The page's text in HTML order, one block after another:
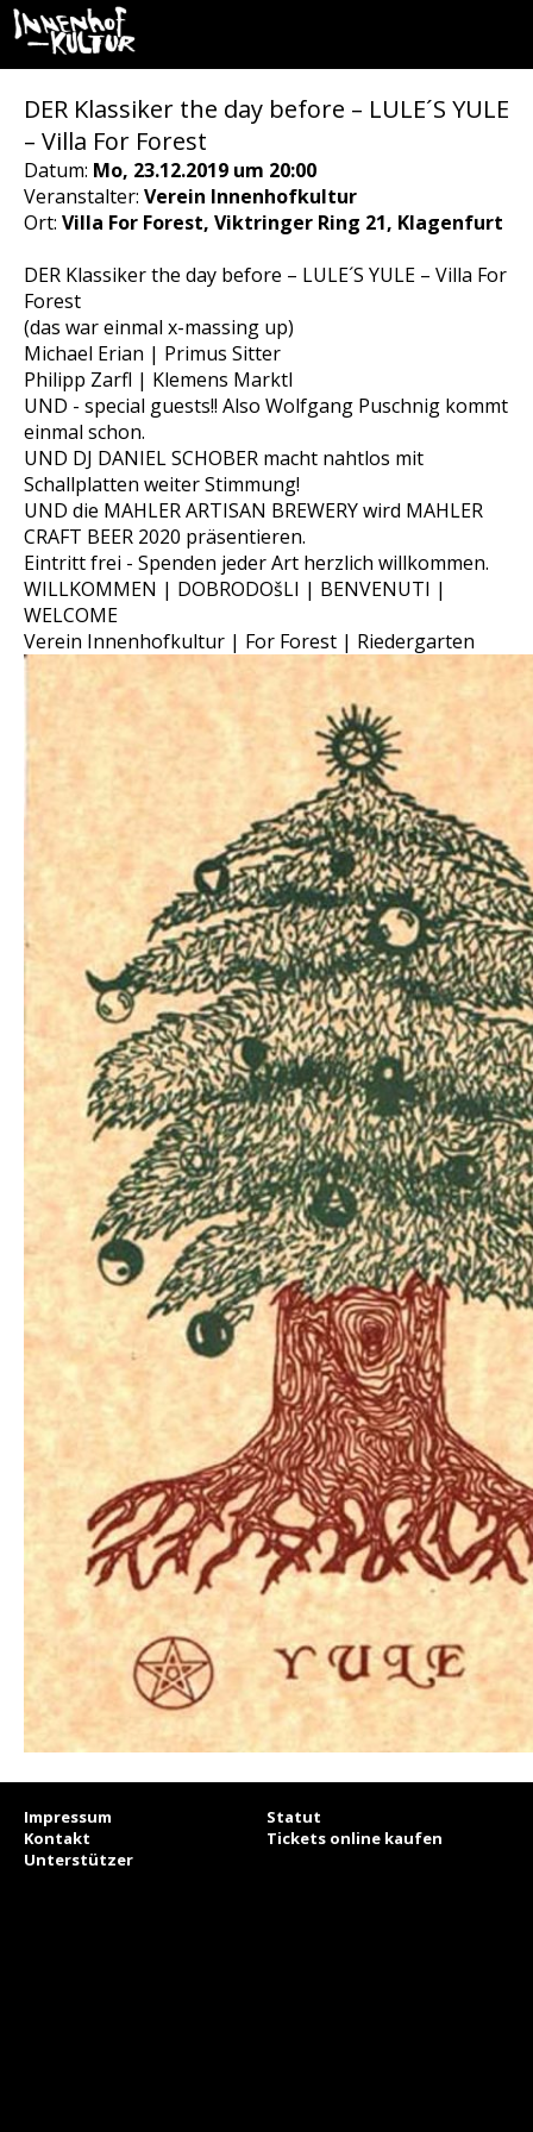
DER Klassiker the day before – LULE´S YULE
– Villa For Forest
Datum: Mo, 23.12.2019 um 20:00
Veranstalter: Verein Innenhofkultur
Ort: Villa For Forest, Viktringer Ring 21, Klagenfurt
DER Klassiker the day before – LULE´S YULE – Villa For
Forest
(das war einmal x-massing up)
Michael Erian | Primus Sitter
Philipp Zarfl | Klemens Marktl
UND - special guests!! Also Wolfgang Puschnig kommt
einmal schon.
UND DJ DANIEL SCHOBER macht nahtlos mit
Schallplatten weiter Stimmung!
UND die MAHLER ARTISAN BREWERY wird MAHLER
CRAFT BEER 2020 präsentieren.
Eintritt frei - Spenden jeder Art herzlich willkommen.
WILLKOMMEN | DOBRODOšLI | BENVENUTI |
WELCOME
Verein Innenhofkultur | For Forest | Riedergarten
Impressum
Statut
Kontakt
Tickets online kaufen
Unterstützer